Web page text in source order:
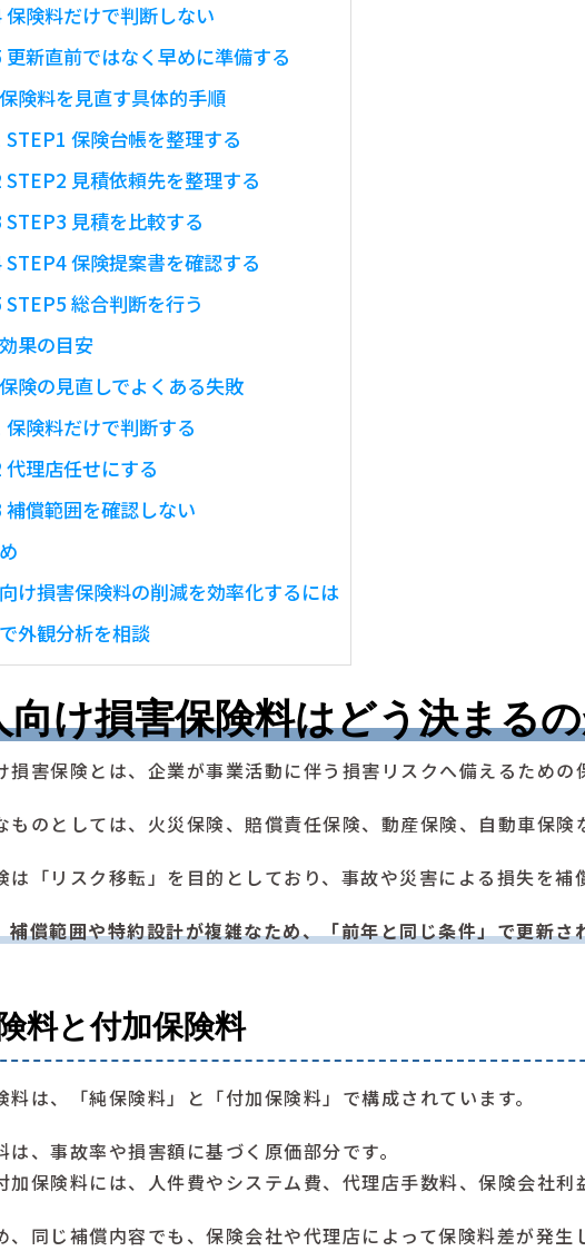
保険料だけで判断しない
更新直前ではなく早めに準備する
険料を見直す具体的手順
STEP1 保険台帳を整理する
STEP2 見積依頼先を整理する
STEP3 見積を比較する
STEP4 保険提案書を確認する
STEP5 総合判断を行う
果の目安
険の見直しでよくある失敗
保険料だけで判断する
代理店任せにする
補償範囲を確認しない
け損害保険料の削減を効率化するには
外観分析を相談
向け損害保険料はどう決まる
損害保険とは、企業が事業活動に伴う損害リスクへ備えるための
ものとしては、火災保険、賠償責任保険、動産保険、自動車保険
は「リスク移転」を目的としており、事故や災害による損失を補
補償範囲や特約設計が複雑なため、「前年と同じ条件」で更新さ
料と付加保険料
料は、「純保険料」と「付加保険料」で構成されています。
は、事故率や損害額に基づく原価部分です。
加保険料には、人件費やシステム費、代理店手数料、保険会社利
、同じ補償内容でも、保険会社や代理店によって保険料差が発生